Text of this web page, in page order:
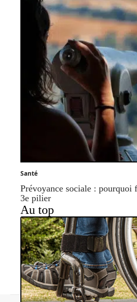
Santé
Prévoyance sociale : pourquoi
3e pilier
Au top